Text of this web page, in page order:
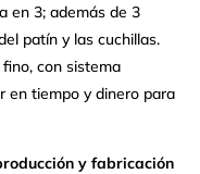
en 3; además de 3
patín y las cuchillas.
con sistema
en tiempo y dinero para
y fabricación